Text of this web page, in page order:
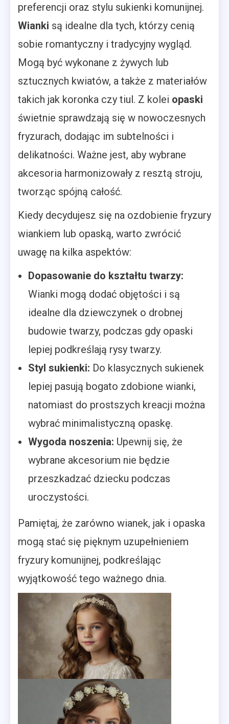
preferencji oraz stylu sukienki komunijnej.
Wianki są idealne dla tych, którzy cenią
sobie romantyczny i tradycyjny wygląd.
Mogą być wykonane z żywych lub
sztucznych kwiatów, a także z materiałów
takich jak koronka czy tiul. Z kolei opaski
świetnie sprawdzają się w nowoczesnych
fryzurach, dodając im subtelności i
delikatności. Ważne jest, aby wybrane
akcesoria harmonizowały z resztą stroju,
tworząc spójną całość.
Kiedy decydujesz się na ozdobienie fryzury
wiankiem lub opaską, warto zwrócić
uwagę na kilka aspektów:
Dopasowanie do kształtu twarzy:
Wianki mogą dodać objętości i są
idealne dla dziewczynek o drobnej
budowie twarzy, podczas gdy opaski
lepiej podkreślają rysy twarzy.
Styl sukienki: Do klasycznych sukienek
lepiej pasują bogato zdobione wianki,
natomiast do prostszych kreacji można
wybrać minimalistyczną opaskę.
Wygoda noszenia: Upewnij się, że
wybrane akcesorium nie będzie
przeszkadzać dziecku podczas
uroczystości.
Pamiętaj, że zarówno wianek, jak i opaska
mogą stać się pięknym uzupełnieniem
fryzury komunijnej, podkreślając
wyjątkowość tego ważnego dnia.